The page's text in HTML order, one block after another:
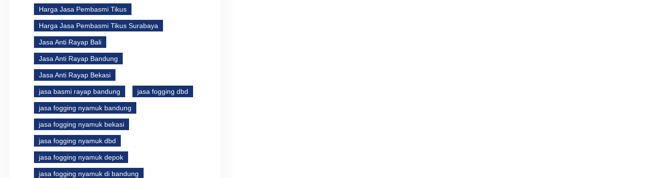
Harga Jasa Pembasmi Tikus
Harga Jasa Pembasmi Tikus Surabaya
Jasa Anti Rayap Bali
Jasa Anti Rayap Bandung
Jasa Anti Rayap Bekasi
jasa basmi rayap bandung jasa fogging dbd
jasa fogging nyamuk bandung
jasa fogging nyamuk bekasi
jasa fogging nyamuk dbd
jasa fogging nyamuk depok
jasa fogging nyamuk di bandung